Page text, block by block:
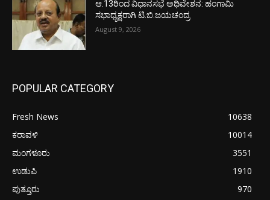
ಆ.13ರಿಂದ ವಿಧಾನಸಭೆ ಅಧಿವೇಶನ: ಹಂಗಾಮಿ
ಸಭಾಧ್ಯಕ್ಷರಾಗಿ ಟಿ.ಬಿ.ಜಯಚಂದ್ರ
August 9, 2026
POPULAR CATEGORY
Fresh News
10638
ಕರಾವಳಿ
10014
ಮಂಗಳೂರು
3551
ಉಡುಪಿ
1910
ಪುತ್ತೂರು
970